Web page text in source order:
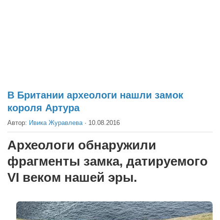
Выборы
Деньги
Экология
Здоровый образ жизни
В Британии археологи нашли замок
короля Артура
Автор: Ивика Журавлева · 10.08.2016
Археологи обнаружили
фрагменты замка, датируемого
VI веком нашей эры.